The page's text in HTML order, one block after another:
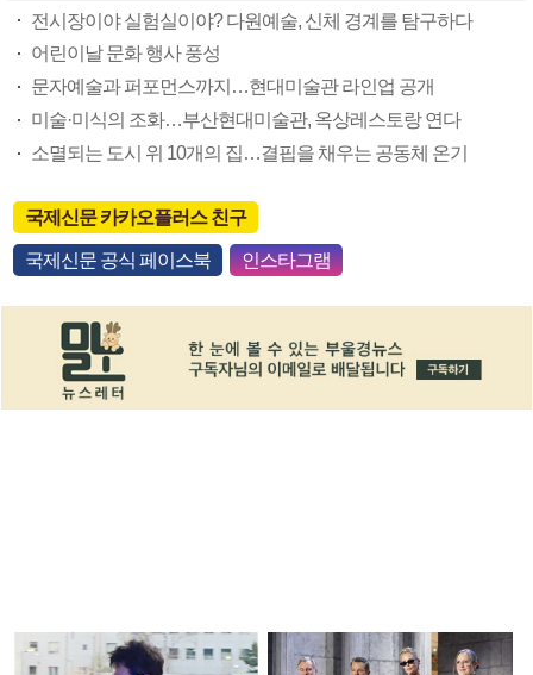
전시장이야 실험실이야? 다원예술, 신체 경계를 탐구하다
어린이날 문화 행사 풍성
문자예술과 퍼포먼스까지…현대미술관 라인업 공개
미술·미식의 조화…부산현대미술관, 옥상레스토랑 연다
소멸되는 도시 위 10개의 집…결핍을 채우는 공동체 온기
국제신문 카카오플러스 친구
국제신문 공식 페이스북 인스타그램